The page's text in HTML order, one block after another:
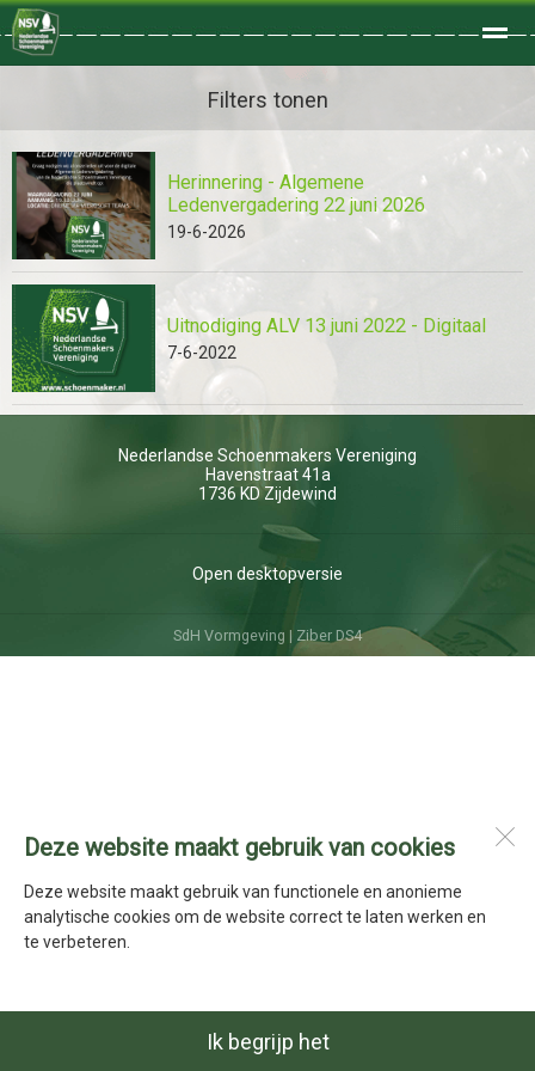
Home Zoeken Foto's
Deze website maakt gebruik van cookies
Deze website maakt gebruik van functionele en anonieme
analytische cookies om de website correct te laten werken en
te verbeteren.
Ik begrijp het
Filters tonen
Herinnering - Algemene
Ledenvergadering 22 juni 2026
19-6-2026
Uitnodiging ALV 13 juni 2022 - Digitaal
7-6-2022
Nederlandse Schoenmakers Vereniging
Havenstraat 41a
1736 KD Zijdewind
Open desktopversie
SdH Vormgeving | Ziber DS4